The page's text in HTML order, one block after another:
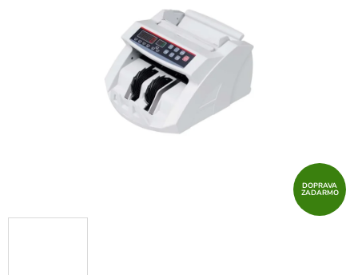
DOPRAVA
ZADARMO